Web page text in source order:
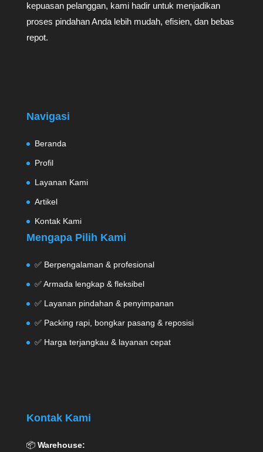
kepuasan pelanggan, kami hadir untuk menjadikan
proses pindahan Anda lebih mudah, efisien, dan bebas
repot.
Navigasi
Beranda
Profil
Layanan Kami
Artikel
Kontak Kami
Mengapa Pilih Kami
✅ Berpengalaman & profesional
✅ Armada lengkap & fleksibel
✅ Layanan pindahan & penyimpanan
✅ Packing rapi, bongkar pasang & reposisi
✅ Harga terjangkau & layanan cepat
Kontak Kami
📦 Warehouse: